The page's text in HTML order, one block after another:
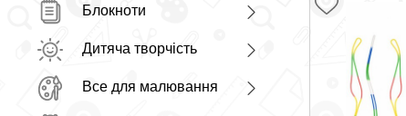
Блокноти
Дитяча творчість
Все для малювання